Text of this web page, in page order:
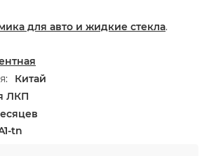
для авто и жидкие стекла.
Китай
ЛКП
tn